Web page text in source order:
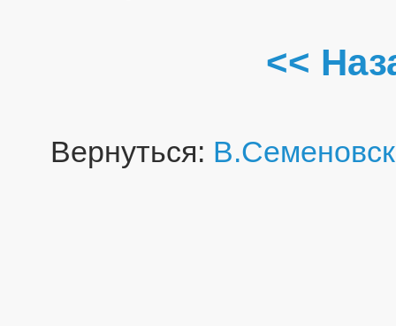
<<
Вернуться: